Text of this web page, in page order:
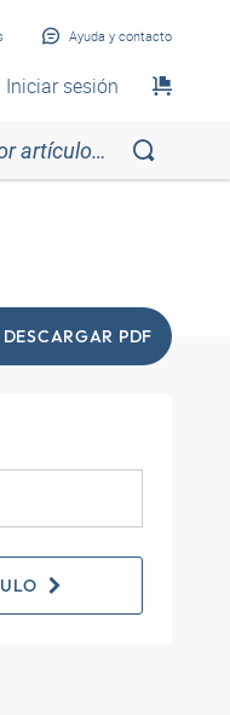
Ayuda y contacto
Iniciar sesión
DESCARGAR PDF